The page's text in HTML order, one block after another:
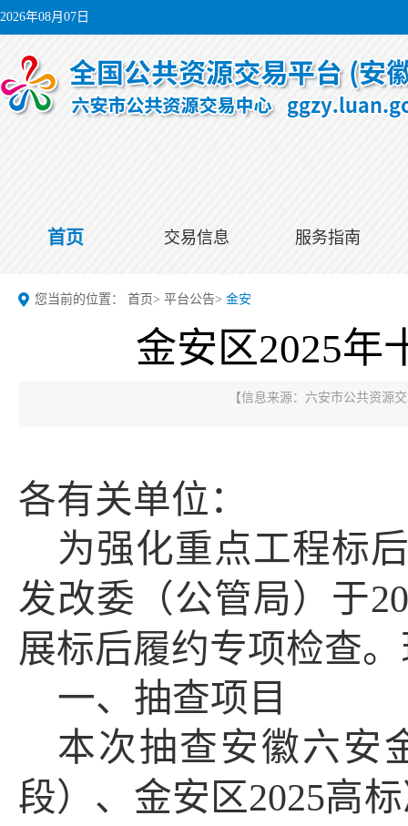
2026年08月07日
首页 交易信息 服务指南
您当前的位置： 首页> 平台公告> 金安
金安区2025年
【信息来源： 六安市公共资源
各有关单位：
为强化重点工程标
发改委（公管局）于
展标后履约专项检查
一、 抽查项目
本次抽查安徽六安
段）、金安区2025高